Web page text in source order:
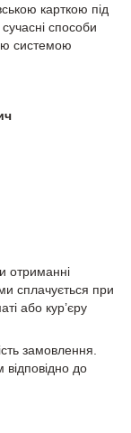
карткою під
способи
системою
отриманні
сплачується при
або кур’єру
замовлення.
відповідно до